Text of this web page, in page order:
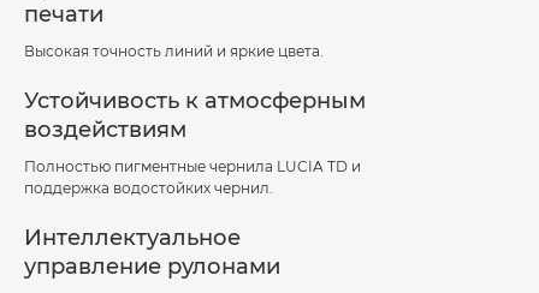
печати
Высокая точность линий и яркие цвета.
Устойчивость к атмосферным
воздействиям
Полностью пигментные чернила LUCIA TD и
поддержка водостойких чернил.
Интеллектуальное
управление рулонами